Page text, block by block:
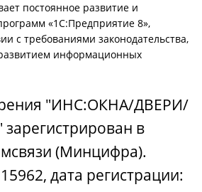
постоянное развитие и
«1С:Предприятие 8»,
с требованиями законодательства,
информационных
"ИНС:ОКНА/ДВЕРИ/
в
(Минцифра).
дата регистрации: